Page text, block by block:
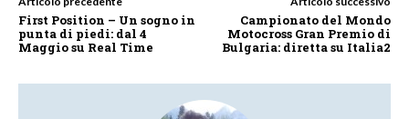
First Position – Un sogno in
punta di piedi: dal 4
Maggio su Real Time
Campionato del Mondo
Motocross Gran Premio di
Bulgaria: diretta su Italia2